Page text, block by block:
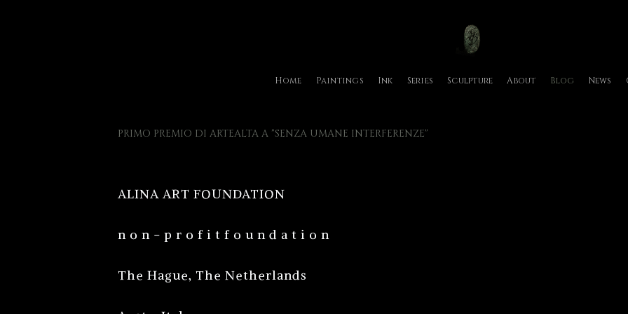
Home Paintings Ink Series Sculpture About Blog News
PRIMO PREMIO DI ARTEALTA A "SENZA UMANE INTERFERENZE"
ALINA ART FOUNDATION
n o n - p r o f i t f o u n d a t i o n
The Hague, The Netherlands